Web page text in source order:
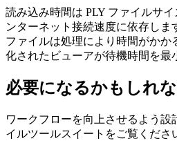
読み込み時間は PLY ファイルサ
ンターネット接続速度に依存しま
ファイルは処理により時間がかか
化されたビューアが待機時間を最
必要になるかもしれ
ワークフローを向上させるよう設
イルツールスイートをご覧くださ